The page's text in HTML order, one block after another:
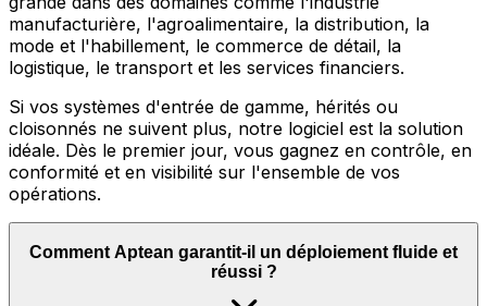
manufacturière, l'agroalimentaire, la distribution, la
mode et l'habillement, le commerce de détail, la
logistique, le transport et les services financiers.
Si vos systèmes d'entrée de gamme, hérités ou
cloisonnés ne suivent plus, notre logiciel est la solution
idéale. Dès le premier jour, vous gagnez en contrôle, en
conformité et en visibilité sur l'ensemble de vos
opérations.
Comment Aptean garantit-il un déploiement fluide et
réussi ?